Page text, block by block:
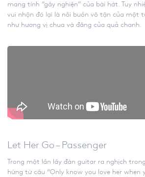
mang tính “gây nghiện” của bài hát. Tuy
vui nhộn đó lại là nỗi buồn vô tận của một
như hương vị chua và đắng của quả chanh.
Let Her Go – Passenger
Trong một lần lấy đàn guitar ra nghịch
hứng từ câu “Only know you love her when